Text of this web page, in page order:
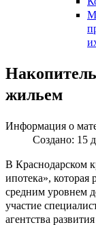
жильем
Информация о
Создано: 15
В Краснодарском
ипотека», которая
средним уровнем
участие
агентства